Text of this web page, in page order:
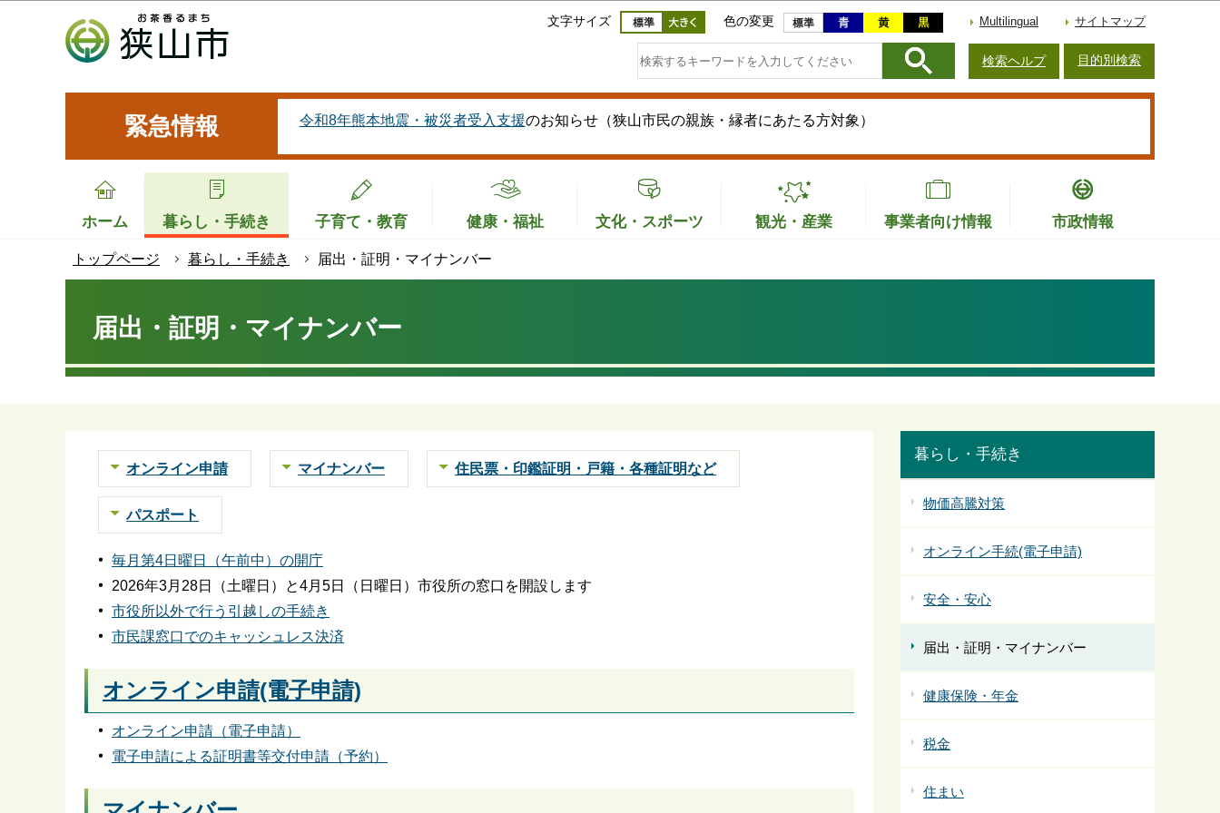
このページの本文へ移動
文字サイズ 色の変更 Multilingual サイトマップ
検索ヘルプ 目的別検索
緊急情報 令和8年熊本地震・被災者受入支援のお知らせ（狭山市民の親族・縁者にあたる方対象）
ホーム 暮らし・手続き 子育て・教育 健康・福祉 文化・スポーツ 観光・産業 事業者向け情報 市政情報
トップページ 暮らし・手続き 届出・証明・マイナンバー
届出・証明・マイナンバー
オンライン申請 マイナンバー 住民票・印鑑証明・戸籍・各種証明など
パスポート
毎月第4日曜日（午前中）の開庁
2026年3月28日（土曜日）と4月5日（日曜日）市役所の窓口を開設します
市役所以外で行う引越しの手続き
市民課窓口でのキャッシュレス決済
オンライン申請(電子申請)
オンライン申請（電子申請）
電子申請による証明書等交付申請（予約）
暮らし・手続き
物価高騰対策
オンライン手続(電子申請)
安全・安心
届出・証明・マイナンバー
健康保険・年金
税金
住まい